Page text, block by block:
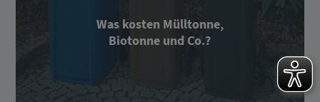
Was kosten Mülltonne,
Biotonne und Co.?